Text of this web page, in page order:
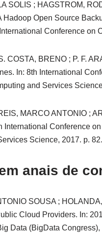
SOLIS ; HAGSTROM,
Hadoop Open Source
Conference on
COSTA, BRENO ; P. F.
In: 8th International
and Services
MARCO ANTONIO ;
International Conference
Science, 2017. p. 82.
anais de
SOUSA ;
Cloud Providers. In:
Data (BigData Congress),